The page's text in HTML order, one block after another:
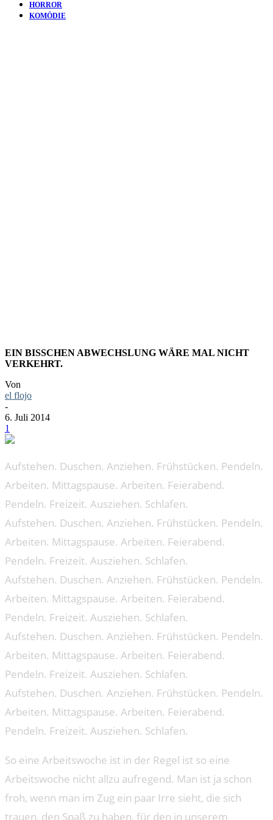
HORROR
KOMÖDIE
EIN BISSCHEN ABWECHSLUNG WÄRE MAL NICHT
VERKEHRT.
Von
el flojo
-
6. Juli 2014
1
Aufstehen. Duschen. Anziehen. Frühstücken. Pendeln.
Arbeiten. Mittagspause. Arbeiten. Feierabend.
Pendeln. Freizeit. Ausziehen. Schlafen.
Aufstehen. Duschen. Anziehen. Frühstücken. Pendeln.
Arbeiten. Mittagspause. Arbeiten. Feierabend.
Pendeln. Freizeit. Ausziehen. Schlafen.
Aufstehen. Duschen. Anziehen. Frühstücken. Pendeln.
Arbeiten. Mittagspause. Arbeiten. Feierabend.
Pendeln. Freizeit. Ausziehen. Schlafen.
Aufstehen. Duschen. Anziehen. Frühstücken. Pendeln.
Arbeiten. Mittagspause. Arbeiten. Feierabend.
Pendeln. Freizeit. Ausziehen. Schlafen.
Aufstehen. Duschen. Anziehen. Frühstücken. Pendeln.
Arbeiten. Mittagspause. Arbeiten. Feierabend.
Pendeln. Freizeit. Ausziehen. Schlafen.
So eine Arbeitswoche ist in der Regel ist so eine
Arbeitswoche nicht allzu aufregend. Man ist ja schon
froh, wenn man im Zug ein paar Irre sieht, die sich
trauen, den Spaß zu haben, für den in unserem